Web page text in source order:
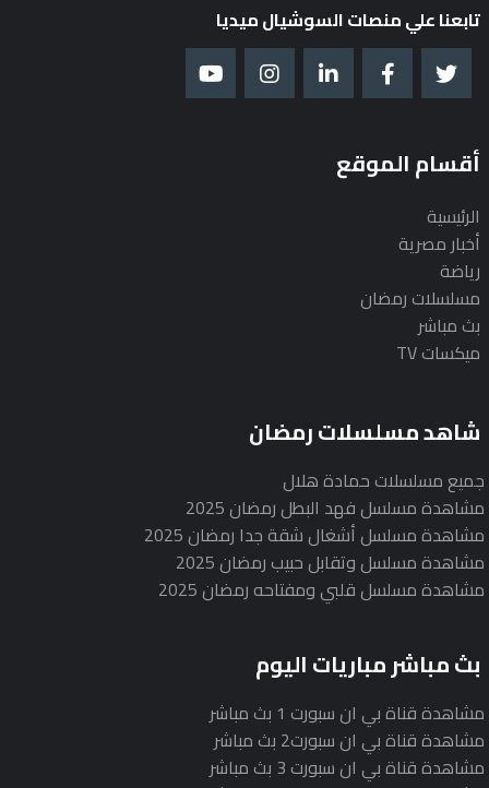
تابعنا علي منصات السوشيال ميديا
أقسام الموقع
الرئيسية
أخبار مصرية
رياضة
مسلسلات رمضان
بث مباشر
ميكسات TV
شاهد مسلسلات رمضان
جميع مسلسلات حمادة هلال
مشاهدة مسلسل فهد البطل رمضان 2025
مشاهدة مسلسل أشغال شقة جدا رمضان 2025
مشاهدة مسلسل وتقابل حبيب رمضان 2025
مشاهدة مسلسل قلبي ومفتاحه رمضان 2025
بث مباشر مباريات اليوم
مشاهدة قناة بي ان سبورت 1 بث مباشر
مشاهدة قناة بي ان سبورت2 بث مباشر
مشاهدة قناة بي ان سبورت 3 بث مباشر